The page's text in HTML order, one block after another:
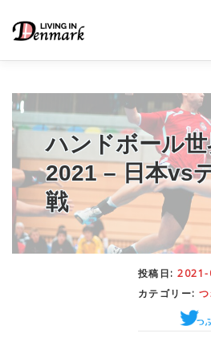
LIFE TIPS– 生活便利帳
STUDY – 留学関連情報
WORK– デンマークの働き方
– 日本人の考察
ハンドボール
2021 – 日本vs
戦
投稿日:
カテゴリー: